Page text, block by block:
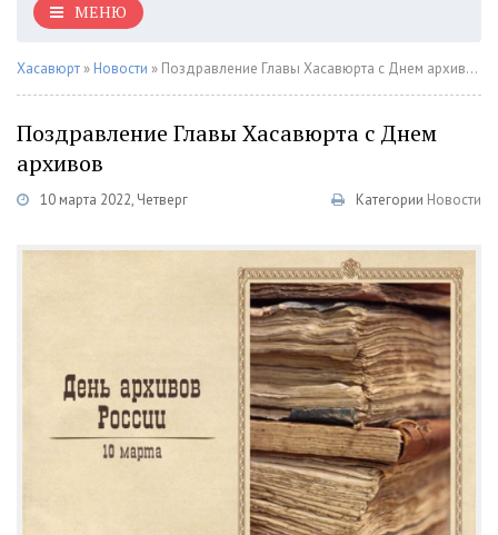
МЕНЮ
Хасавюрт » Новости » Поздравление Главы Хасавюрта с Днем архивов
Поздравление Главы Хасавюрта с Днем
архивов
10 марта 2022, Четверг Категории Новости